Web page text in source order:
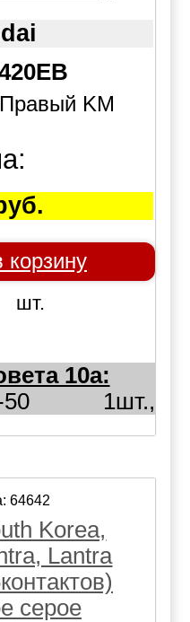
KM
корзину
шт.
10а:
1шт.,
64642
Korea,
Lantra
серое